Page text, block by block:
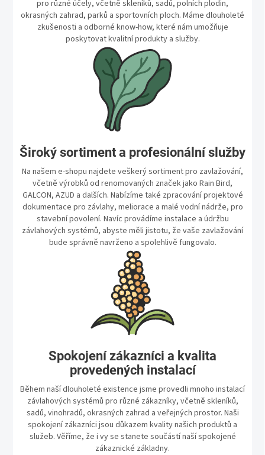
pro různé účely, včetně skleníků, sadů, polních plodin,
okrasných zahrad, parků a sportovních ploch. Máme dlouholeté
zkušenosti a odborné know-how, které nám umožňuje
poskytovat kvalitní produkty a služby.
Široký sortiment a profesionální služby
Na našem e-shopu najdete veškerý sortiment pro zavlažování,
včetně výrobků od renomovaných značek jako Rain Bird,
GALCON, AZUD a dalších. Nabízíme také zpracování projektové
dokumentace pro závlahy, meliorace a malé vodní nádrže, pro
stavební povolení. Navíc provádíme instalace a údržbu
závlahových systémů, abyste měli jistotu, že vaše zavlažování
bude správně navrženo a spolehlivě fungovalo.
Spokojení zákazníci a kvalita
provedených instalací
Během naší dlouholeté existence jsme provedli mnoho instalací
závlahových systémů pro různé zákazníky, včetně skleníků,
sadů, vinohradů, okrasných zahrad a veřejných prostor. Naši
spokojení zákazníci jsou důkazem kvality našich produktů a
služeb. Věříme, že i vy se stanete součástí naší spokojené
zákaznické základny.